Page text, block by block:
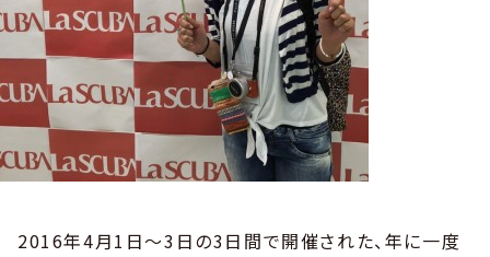
2016年4月1日～3日の3日間で開催された、年に一度